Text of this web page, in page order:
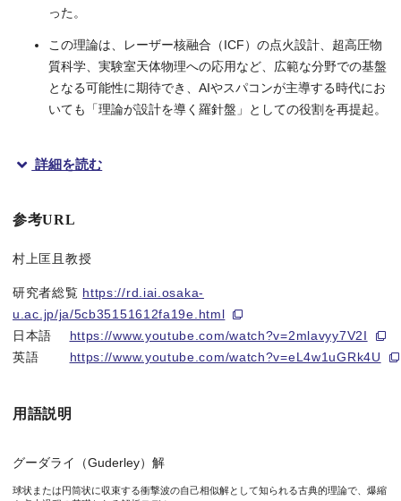
った。
この理論は、レーザー核融合（ICF）の点火設計、超高圧物
質科学、実験室天体物理への応用など、広範な分野での基盤
となる可能性に期待でき、AIやスパコンが主導する時代にお
いても「理論が設計を導く羅針盤」としての役割を再提起。
大阪大学レーザー科学研究所の村上匡且教授の研究グループは
従来の グーダライ（Guderley）解
衝撃波の各段が、先行段で形成された圧縮層に次々とパイルア
研究の背景
詳細を読む
参考URL
村上匡且教授
研究者総覧 https://rd.iai.osaka-
u.ac.jp/ja/5cb35151612fa19e.html
日本語 https://www.youtube.com/watch?v=2mlavyy7V2I
英語 https://www.youtube.com/watch?v=eL4w1uGRk4U
用語説明
グーダライ（Guderley）解
球状または円筒状に収束する衝撃波の自己相似解として知られる古典的理論で、爆縮